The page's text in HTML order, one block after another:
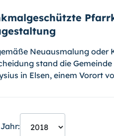
Neuausmalung oder
stand die
in Elsen, einem Vorort